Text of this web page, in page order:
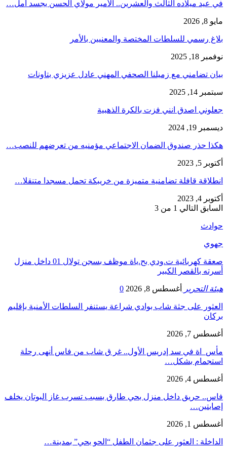
في عيد ميلاده الثالث والعشرين.. الأمير مولاي الحسن يجسد أمل…
مايو 8, 2026
بلاغ رسمي للسلطات المختصة والمعنيين بالأمر
نوفمبر 18, 2025
بيان تضامني مع زميلنا الصحفي المهني عادل عزيزي بتاونات
سبتمبر 14, 2025
جعلوني اصدق انني فزت بالكرة الذهبية
ديسمبر 19, 2024
هكذا حذر صندوق الضمان الاجتماعي مؤمنيه من تعرضهم للنصب…
أكتوبر 5, 2023
انطلاقة قافلة تضامنية متميزة من خريبكة تحمل مسجدا متنقلا…
أكتوبر 4, 2023
السابق التالي 1 من 3
حوادث
جهوي
صعقة كهربائية ت.ودي بح.ياة موظف بسجن تولال 01 داخل منزل
أسرته بالقصر الكبير
هيئة التحرير أغسطس 8, 2026 0
العثور على جثة شاب بوادي شراعة يستنفر السلطات الأمنية بإقليم
بركان
أغسطس 7, 2026
مأس_اة في سد إدريس الأول.. غر ق شاب من فاس أنهى رحلة
استجمام بشكل…
أغسطس 4, 2026
فاس.. حريق داخل منزل بحي طارق بسبب تسرب غاز البوتان يخلف
إصابتين…
أغسطس 1, 2026
​الداخلة : العثور على جثمان الطفل “الحو بحي” بمدينة…